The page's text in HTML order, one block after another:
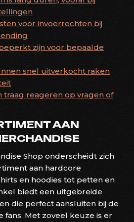
voor invoerrechten bij
zijn voor bepaalde
snel uitverkocht raken
traag reageren op vragen of
AAN
Shop onderscheidt zich
aan hardcore
en hoodies tot petten en
biedt een uitgebreide
die perfect aansluiten bij de
fans. Met zoveel keuze is er